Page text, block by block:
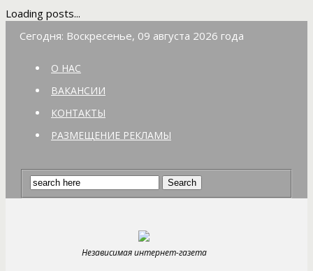
Loading posts...
Сегодня: Воскресенье, 09 августа 2026 года
О НАС
ВАКАНСИИ
КОНТАКТЫ
РАЗМЕЩЕНИЕ РЕКЛАМЫ
Независимая интернет-газета